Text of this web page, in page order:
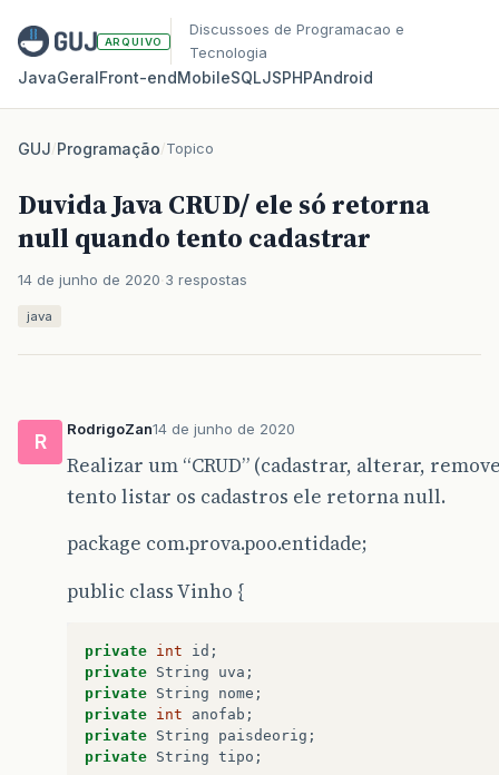
ARQUIVO
Discussoes de Programacao e
Tecnologia
JavaGeralFront‑endMobileSQLJSPHPAndroid
GUJ/Programação/Topico
Duvida Java CRUD/ ele só retorna
null quando tento cadastrar
14 de junho de 2020 3 respostas
java
R
RodrigoZan14 de junho de 2020
Realizar um “CRUD” (cadastrar, alterar,
tento listar os cadastros ele retorna null.
package com.prova.poo.entidade;
public class Vinho {
private int id ;
private String uva ;
private String nome ;
private int anofab ;
private String paisdeorig ;
private String tipo ;